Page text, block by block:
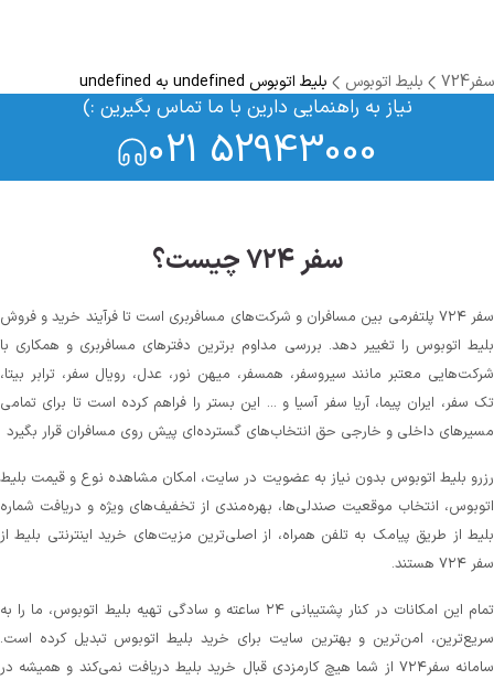
سفر724 بلیط اتوبوس بلیط اتوبوس undefined به undefined
نیاز به راهنمایی دارین با ما تماس بگیرین :)
021 52943000
سفر ۷۲۴ چیست؟
سفر ۷۲۴ پلتفرمی بین مسافران و شرکت‌های مسافربری است تا فرآیند خرید و فروش
بلیط اتوبوس را تغییر دهد. بررسی مداوم برترین دفترهای مسافربری و همکاری با
شرکت‌هایی معتبر مانند سیروسفر، همسفر، میهن‌ نور، عدل، رویال سفر، ترابر بیتا،
تک سفر، ایران پیما، آریا سفر آسیا و ... این بستر را فراهم کرده است تا برای تمامی
مسیرهای داخلی و خارجی حق انتخاب‌های گسترده‌ای پیش روی مسافران قرار بگیرد
رزرو بلیط اتوبوس بدون نیاز به عضویت در سایت، امکان مشاهده نوع و قیمت بلیط
اتوبوس، انتخاب موقعیت صندلی‌ها، بهره‌مندی از تخفیف‌های ویژه و دریافت شماره‌
بلیط از طریق پیامک به تلفن همراه، از اصلی‌ترین مزیت‌های خرید اینترنتی بلیط از
سفر ۷۲۴ هستند.
تمام این امکانات در کنار پشتیبانی‌ ۲۴ ساعته و سادگی تهیه بلیط اتوبوس، ما را به
سریع‌ترین، امن‌ترین و بهترین سایت برای خرید بلیط اتوبوس تبدیل کرده است.
سامانه سفر۷۲۴ از شما هیچ کارمزدی قبال خرید بلیط دریافت نمی‌کند و همیشه در